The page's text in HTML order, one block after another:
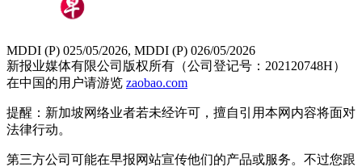
MDDI (P) 025/05/2026, MDDI (P) 026/05/2026
新报业媒体有限公司版权所有（公司登记号：202120748H）
在中国的用户请游览 zaobao.com
提醒：新加坡网络业者若未经许可，擅自引用本网内容将面对
法律行动。
第三方公司可能在早报网站宣传他们的产品或服务。不过您跟